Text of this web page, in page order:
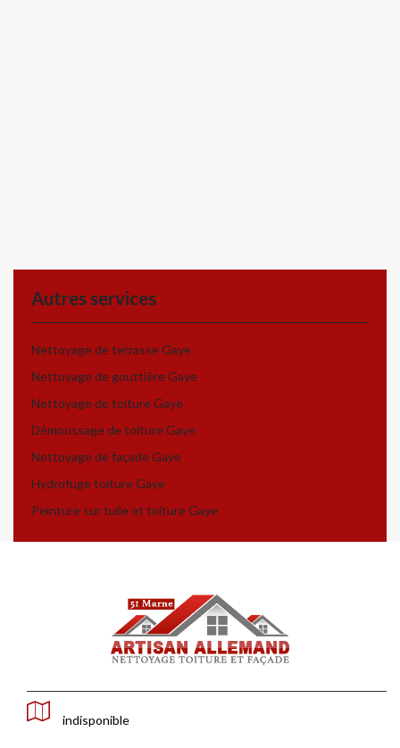
Autres services
Nettoyage de terrasse Gaye
Nettoyage de gouttière Gaye
Nettoyage de toiture Gaye
Démoussage de toiture Gaye
Nettoyage de façade Gaye
Hydrofuge toiture Gaye
Peinture sur tuile et toiture Gaye
indisponible